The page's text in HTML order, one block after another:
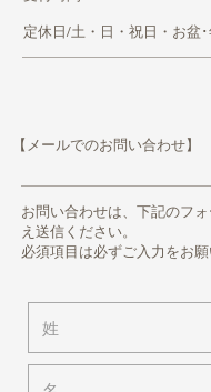
定休日/土・日・祝日・お盆
【メールでのお問い合わせ】
お問い合わせは、下記のフ
え送信ください。
必須項目は必ずご入力をお願